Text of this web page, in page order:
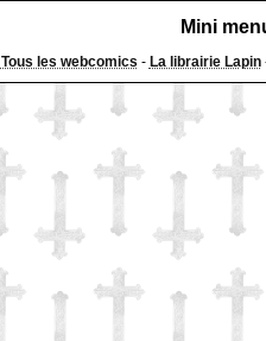
Mini
Tous les webcomics - La librairie Lapin